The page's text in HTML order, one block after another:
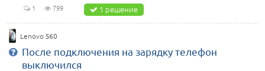
1 799 1 решение
Lenovo S60
После подключения на зарядку телефон
выключился